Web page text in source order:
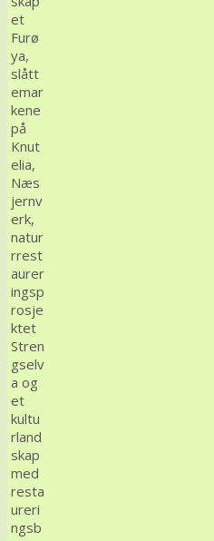
et
Furø
ya,
slått
emar
kene
på
Knut
elia,
Næs
jernv
erk,
natur
rrest
aurer
ingsp
rosje
ktet
Stren
gselv
a og
et
kultu
rland
skap
med
resta
ureri
ngsb